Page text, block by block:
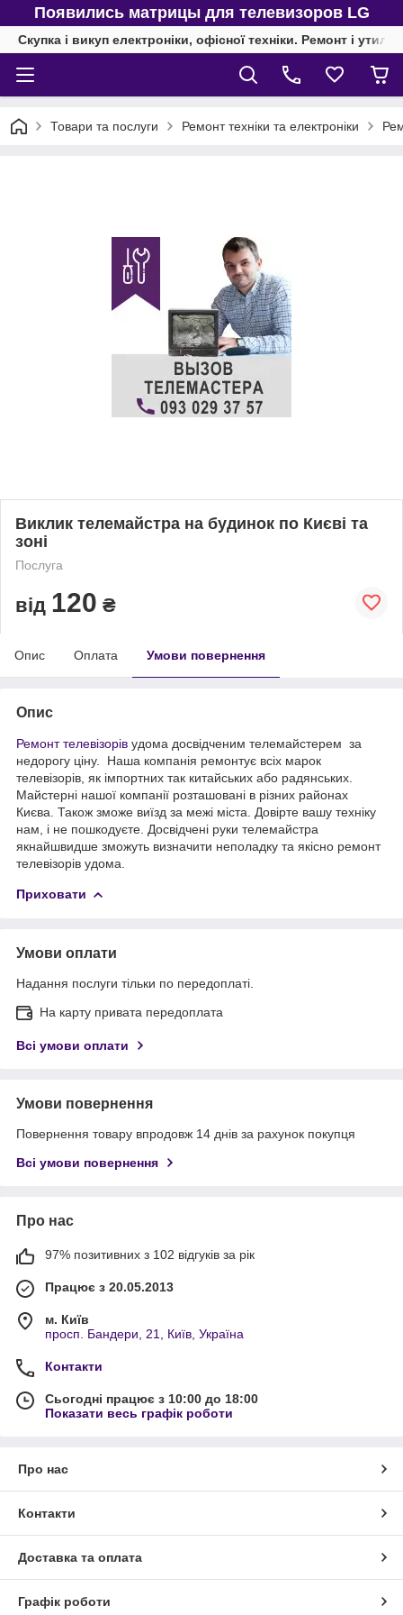
Появились матрицы для телевизоров LG
Скупка і викуп електроніки, офісної техніки. Ремонт і
Товари та послуги Ремонт техніки та електроніки
Виклик телемайстра на будинок по Києві та
зоні
Послуга
від 120 ₴
Опис Оплата Умови повернення
Опис
Ремонт телевізорів удома досвідченим телемайстерем за
недорогу ціну. Наша компанія ремонтує всіх марок
телевізорів, як імпортних так китайських або радянських.
Майстерні нашої компанії розташовані в різних районах
Києва. Також зможе виїзд за межі міста. Довірте вашу техніку
нам, і не пошкодуєте. Досвідчені руки телемайстра
якнайшвидше зможуть визначити неполадку та якісно ремонт
телевізорів удома.
Приховати
Умови оплати
Надання послуги тільки по передоплаті.
На карту привата передоплата
Всі умови оплати
Умови повернення
Повернення товару впродовж 14 днів за рахунок покупця
Всі умови повернення
Про нас
97% позитивних з 102 відгуків за рік
Працює з 20.05.2013
м. Київ
просп. Бандери, 21, Київ, Україна
Контакти
Сьогодні працює з 10:00 до 18:00
Показати весь графік роботи
Про нас
Контакти
Доставка та оплата
Графік роботи